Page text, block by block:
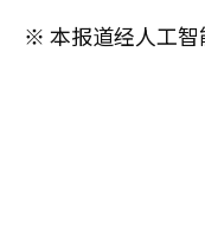
※ 本报道经人工智